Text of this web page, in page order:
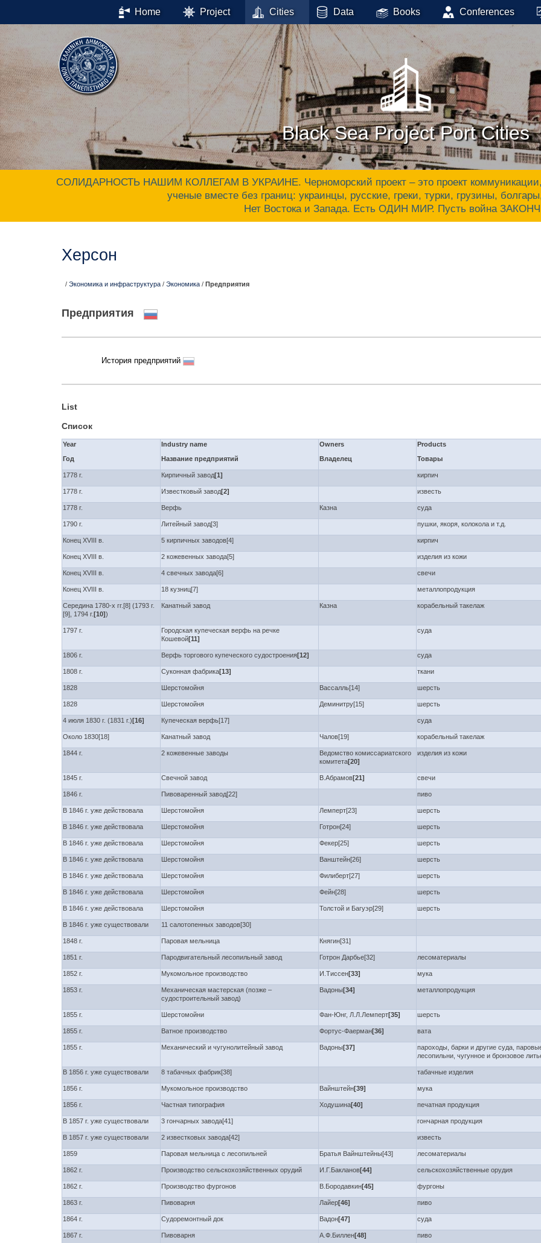
Home Project Cities Data Books Conferences
Black Sea Project Port Cities
СОЛИДАРНОСТЬ НАШИМ КОЛЛЕГАМ В УКРАИНЕ. Черноморский проект – это проект коммуникации,
ученые вместе без границ: украинцы, русские, греки, турки, грузины,
Нет Востока и Запада. Есть ОДИН МИР. Пусть война
Херсон
/ Экономика и инфраструктура / Экономика / Предприятия
Предприятия
История предприятий
List
Список
Year
Год
Industry name
Название предприятий
Owners
Владелец
Products
Товары
1778 г. Кирпичный завод[1] кирпич
1778 г. Известковый завод[2] известь
1778 г. Верфь Казна суда
1790 г. Литейный завод[3] пушки, якоря, колокола и т.д.
Конец XVIII в. 5 кирпичных заводов[4] кирпич
Конец XVIII в. 2 кожевенных завода[5] изделия из кожи
Конец XVIII в. 4 свечных завода[6] свечи
Конец XVIII в. 18 кузниц[7] металлопродукция
Середина 1780-х гг.[8] (1793 г.
[9], 1794 г. [10])
Канатный завод Казна корабельный такелаж
1797 г.
Городская купеческая верфь на речке
Кошевой[11]
суда
1806 г. Верфь торгового купеческого судостроения[12] суда
1808 г. Суконная фабрика[13] ткани
1828 Шерстомойня Вассалль[14] шерсть
1828 Шерстомойня Деминитру[15] шерсть
4 июля 1830 г. (1831 г.) [16] Купеческая верфь[17] суда
Около 1830[18] Канатный завод Чалов[19] корабельный такелаж
1844 г. 2 кожевенные заводы
Ведомство комиссариатского
комитета[20]
изделия из кожи
1845 г. Свечной завод В.Абрамов[21] свечи
1846 г. Пивоваренный завод[22] пиво
В 1846 г. уже действовала Шерстомойня Лемперт[23] шерсть
В 1846 г. уже действовала Шерстомойня Готрон[24] шерсть
В 1846 г. уже действовала Шерстомойня Фекер[25] шерсть
В 1846 г. уже действовала Шерстомойня Ванштейн[26] шерсть
В 1846 г. уже действовала Шерстомойня Филиберт[27] шерсть
В 1846 г. уже действовала Шерстомойня Фейн[28] шерсть
В 1846 г. уже действовала Шерстомойня Толстой и Багуэр[29] шерсть
В 1846 г. уже существовали 11 салотопенных заводов[30]
1848 г. Паровая мельница Княгин[31]
1851 г. Пародвигательный лесопильный завод Готрон Дарбье[32] лесоматериалы
1852 г. Мукомольное производство И.Тиссен[33] мука
1853 г.
Механическая мастерская (позже –
судостроительный завод)
Вадоны [34] металлопродукция
1855 г. Шерстомойни Фан-Юнг, Л.Л.Лемперт[35] шерсть
1855 г. Ватное производство Фортус-Фаерман[36] вата
1855 г. Механический и чугунолитейный завод Вадоны[37]
пароходы, барки и другие суда,
лесопильни, чугунное и бронзовое
В 1856 г. уже существовали 8 табачных фабрик[38] табачные изделия
1856 г. Мукомольное производство Вайнштейн[39] мука
1856 г. Частная типография Ходушина[40] печатная продукция
В 1857 г. уже существовали 3 гончарных завода[41] гончарная продукция
В 1857 г. уже существовали 2 известковых завода[42] известь
1859 Паровая мельница с лесопильней Братья Вайнштейны[43] лесоматериалы
1862 г. Производство сельскохозяйственных орудий И.Г.Бакланов[44] сельскохозяйственные орудия
1862 г. Производство фургонов В.Бородавкин[45] фургоны
1863 г. Пивоварня Лайер[46] пиво
1864 г. Судоремонтный док Вадон[47] суда
1867 г. Пивоварня А.Ф.Биллен[48] пиво